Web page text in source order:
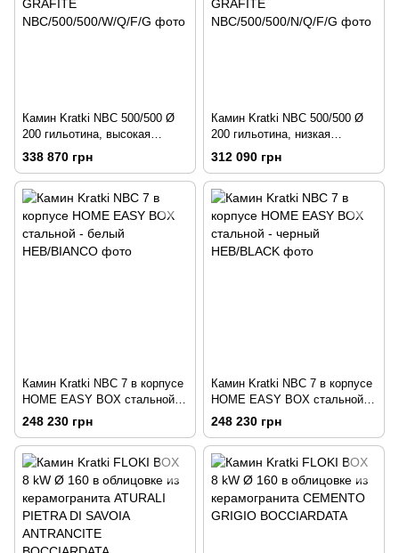
Камин Kratki NBC 500/500 Ø
200 гильотина, высокая
конструкция з керамогранита
FOKOS GRAFITE
338 870 грн
Камин Kratki NBC 500/500 Ø
200 гильотина, низкая
конструкция з керамогранита
FOKOS GRAFITE
312 090 грн
Камин Kratki NBC 7 в корпусе
HOME EASY BOX стальной -
белый
248 230 грн
Камин Kratki NBC 7 в корпусе
HOME EASY BOX стальной -
черный
248 230 грн